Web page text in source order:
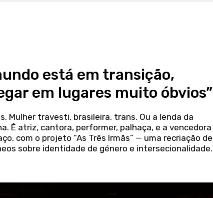
está em transição,
em lugares muito óbvios”
Mulher travesti, brasileira, trans. Ou a lenda da
É atriz, cantora, performer, palhaça, e a vencedora
com o projeto “As Três Irmãs” — uma recriação de
sobre identidade de género e intersecionalidade.